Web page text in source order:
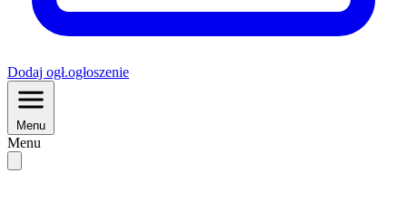
Dodaj ogł.ogłoszenie
Menu
Menu